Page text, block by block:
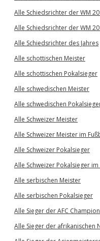
Alle Schiedsrichter der WM
Alle Schiedsrichter der WM
Alle Schiedsrichter des Jahres
Alle schottischen Meister
Alle schottischen Pokalsieger
Alle schwedischen Meister
Alle schwedischen
Alle Schweizer Meister
Alle Schweizer Meister im
Alle Schweizer Pokalsieger
Alle Schweizer Pokalsieger
Alle serbischen Meister
Alle serbischen Pokalsieger
Alle Sieger der AFC
Alle Sieger der afrikanischen